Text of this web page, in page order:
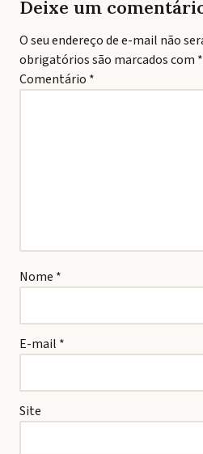
Deixe um
O seu endereço de e-mail não
obrigatórios são marcados com *
Comentário *
Nome *
E-mail *
Site